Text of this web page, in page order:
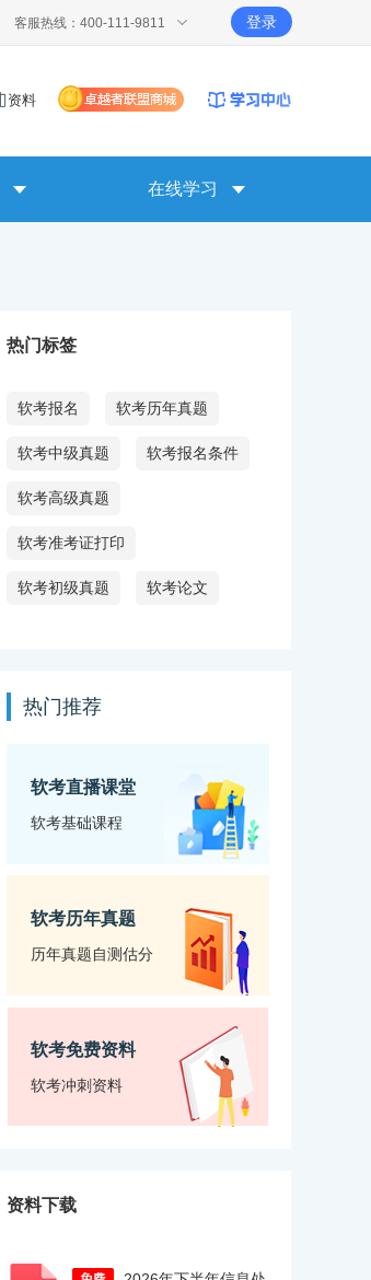
客服热线：400-111-9811 登录
资料
在线学习
热门标签
软考报名 软考历年真题
软考中级真题 软考报名条件
软考高级真题
软考准考证打印
软考初级真题 软考论文
热门推荐
软考直播课堂
软考基础课程
软考历年真题
历年真题自测估分
软考免费资料
软考冲刺资料
资料下载